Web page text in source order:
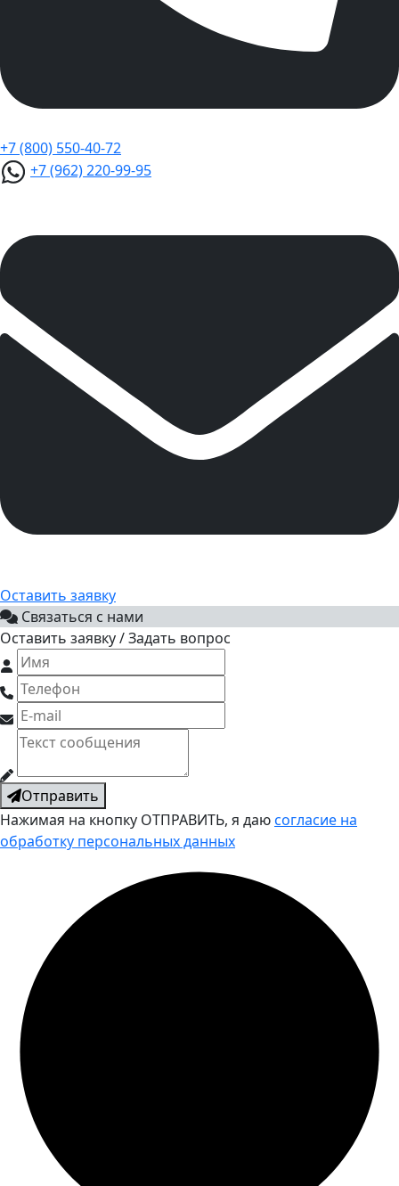
+7 (800) 550-40-72
+7 (962) 220-99-95
Оставить заявку
Связаться с нами
Оставить заявку / Задать вопрос
Отправить
Нажимая на кнопку ОТПРАВИТЬ, я даюсогласие на
обработку персональных данных